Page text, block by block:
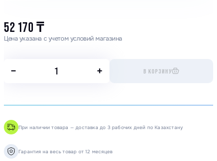
52 170 ₸
Цена указана с учетом условий магазина
− + В КОРЗИНУ
При наличии товара — доставка до 3 рабочих дней по Казахстану
Гарантия на весь товар от 12 месяцев